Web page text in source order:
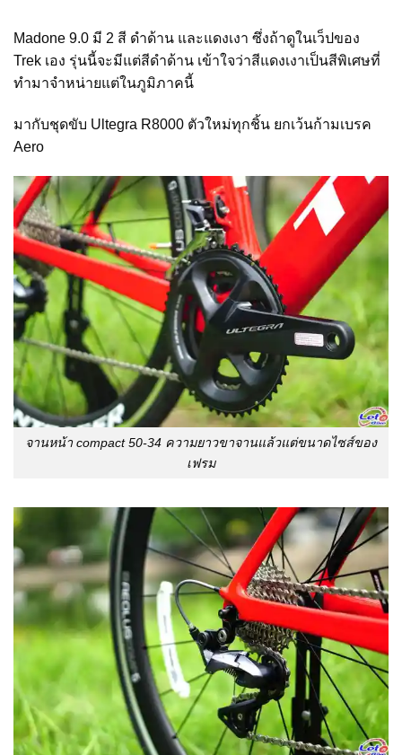
Madone 9.0 มี 2 สี ดำด้าน และแดงเงา ซึ่งถ้าดูในเว็ปของ
Trek เอง รุ่นนี้จะมีแต่สีดำด้าน เข้าใจว่าสีแดงเงาเป็นสีพิเศษที่
ทำมาจำหน่ายแต่ในภูมิภาคนี้
มากับชุดขับ Ultegra R8000 ตัวใหม่ทุกชิ้น ยกเว้นก้ามเบรค
Aero
จานหน้า compact 50-34 ความยาวขาจานแล้วแต่ขนาดไซส์ของ
เฟรม